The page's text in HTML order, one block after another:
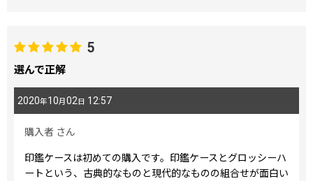
5
選んで正解
2020年10月 02 日 12:57
購入者 さん
印鑑ケースは初めての購入です。印鑑ケースとグロッシーハ
ートという、古典的なものと現代的なものの組合せが面白い